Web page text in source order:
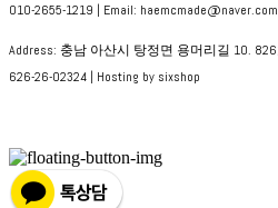
010-2655-1219 | Email: haemcmade@naver.com
Address: 충남 아산시 탕정면 용머리길 10.
626-26-02324 | Hosting by sixshop